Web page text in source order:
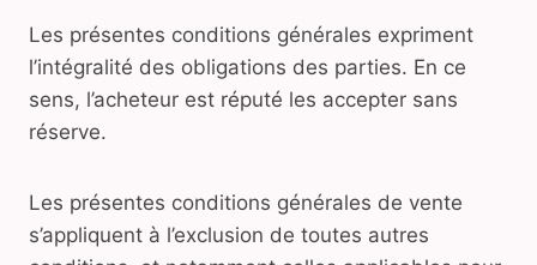
Les présentes conditions générales expriment
l’intégralité des obligations des parties. En ce
sens, l’acheteur est réputé les accepter sans
réserve.
Les présentes conditions générales de vente
s’appliquent à l’exclusion de toutes autres